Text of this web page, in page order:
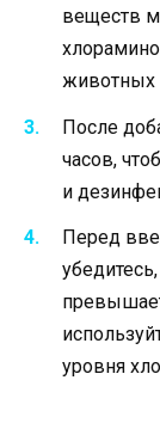
веществ
животных
После
часов,
и
Перед
уровня